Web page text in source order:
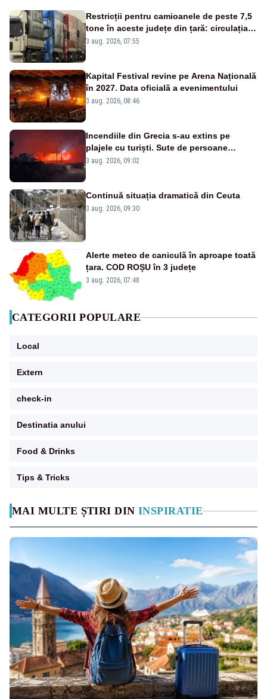
MAI MULTE ȘTIRI DIN INSPIRATIE
Restricții pentru camioanele de peste 7,5
tone în aceste județe din țară: circulația
este interzisă luni, între orele 12:00 și
3 aug. 2026, 07:55
Kapital Festival revine pe Arena Națională
în 2027. Data oficială a evenimentului
3 aug. 2026, 08:46
Incendiile din Grecia s-au extins pe
plajele cu turiști. Sute de persoane
evacuate pe mare, drumuri blocate de
3 aug. 2026, 09:02
Continuă situația dramatică din Ceuta
3 aug. 2026, 09:30
Alerte meteo de caniculă în aproape toată
țara. COD ROȘU în 3 județe
3 aug. 2026, 07:48
CATEGORII POPULARE
Local
Extern
check-in
Destinatia anului
Food & Drinks
Tips & Tricks